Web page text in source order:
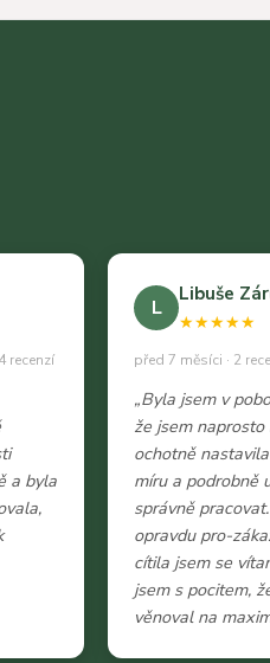
recenzí
a byla
L
Libuše
★★★★★
před 7 měsíci · 2
„Byla jsem v
že jsem naprosto
ochotně
míru a podrobně
správně
opravdu pro-
cítila jsem se
jsem s pocitem,
věnoval na